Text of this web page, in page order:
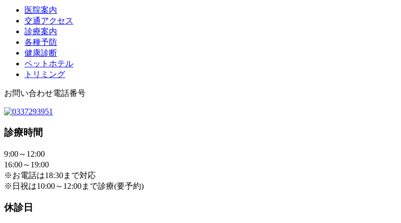
医院案内
交通アクセス
診療案内
各種予防
健康診断
ペットホテル
トリミング
お問い合わせ電話番号
診療時間
9:00～12:00
16:00～19:00
※お電話は18:30まで対応
※日祝は10:00～12:00まで診療(要予約)
休診日